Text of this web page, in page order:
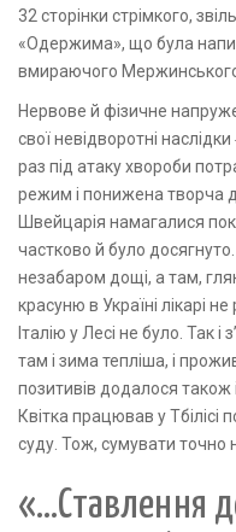
32 сторінки стрімкого,
«Одержима», що була
вмираючого
Нервове й фізичне
свої невідворотні
раз під атаку хвороби
режим і понижена творча
Швейцарія намагалися
частково й було
незабаром дощі, а там,
красуню в Україні лікарі
Італію у Лесі не було. Так і
там і зима тепліша, і
позитивів додалося
Квітка працював у
суду. Тож, сумувати точно
«...Ставлення